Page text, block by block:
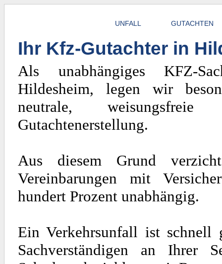
UNFALL GUTACHTEN
Ihr Kfz-Gutachter in
Als unabhängiges KFZ-
Hildesheim, legen wir
neutrale, weisungsfreie
Gutachtenerstellung.
Aus diesem Grund
Vereinbarungen mit
hundert Prozent unabhängig.
Ein Verkehrsunfall ist schnell
Sachverständigen an Ihrer